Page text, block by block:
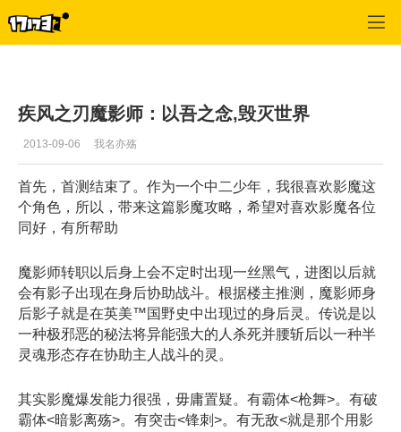
疾风之刃魔影师：以吾之念,毁灭世界
2013-09-06 我名亦殇
首先，首测结束了。作为一个中二少年，我很喜欢影魔这
个角色，所以，带来这篇影魔攻略，希望对喜欢影魔各位
同好，有所帮助
魔影师转职以后身上会不定时出现一丝黑气，进图以后就
会有影子出现在身后协助战斗。根据楼主推测，魔影师身
后影子就是在英美™国野史中出现过的身后灵。传说是以
一种极邪恶的秘法将异能强大的人杀死并腰斩后以一种半
灵魂形态存在协助主人战斗的灵。
其实影魔爆发能力很强，毋庸置疑。有霸体<枪舞>。有破
霸体<暗影离殇>。有突击<锋刺>。有无敌<就是那个用影